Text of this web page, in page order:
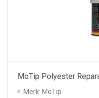
MoTip Polyester
Merk: MoTip